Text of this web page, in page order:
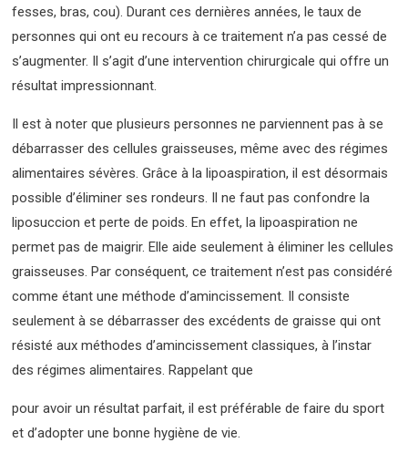
fesses, bras, cou). Durant ces dernières années, le taux de
personnes qui ont eu recours à ce traitement n’a pas cessé de
s’augmenter. Il s’agit d’une intervention chirurgicale qui offre un
résultat impressionnant.
Il est à noter que plusieurs personnes ne parviennent pas à se
débarrasser des cellules graisseuses, même avec des régimes
alimentaires sévères. Grâce à la lipoaspiration, il est désormais
possible d’éliminer ses rondeurs. Il ne faut pas confondre la
liposuccion et perte de poids. En effet, la lipoaspiration ne
permet pas de maigrir. Elle aide seulement à éliminer les cellules
graisseuses. Par conséquent, ce traitement n’est pas considéré
comme étant une méthode d’amincissement. Il consiste
seulement à se débarrasser des excédents de graisse qui ont
résisté aux méthodes d’amincissement classiques, à l’instar
des régimes alimentaires. Rappelant que
pour avoir un résultat parfait, il est préférable de faire du sport
et d’adopter une bonne hygiène de vie.